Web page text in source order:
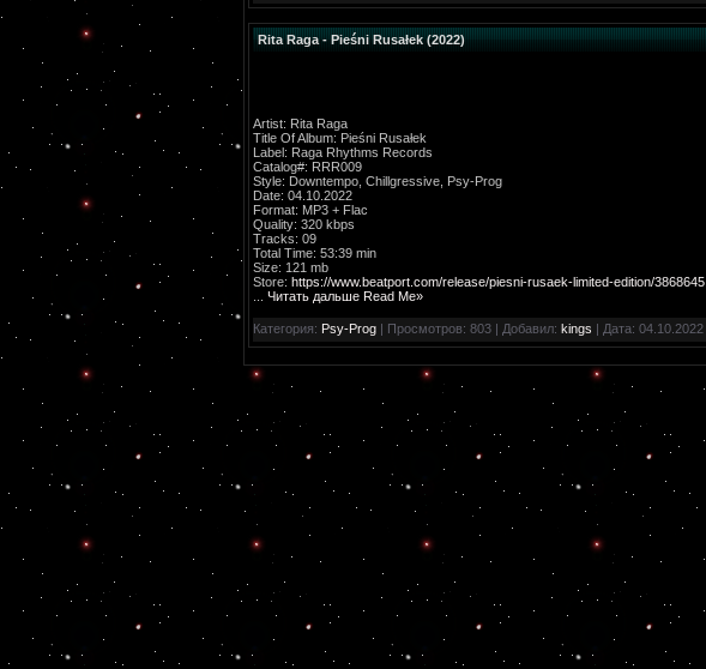
Rita Raga - Pieśni Rusałek (2022)
Artist: Rita Raga
Title Of Album: Pieśni Rusałek
Label: Raga Rhythms Records
Catalog#: RRR009
Style: Downtempo, Chillgressive, Psy-Prog
Date: 04.10.2022
Format: MP3 + Flac
Quality: 320 kbps
Tracks: 09
Total Time: 53:39 min
Size: 121 mb
Store: https://www.beatport.com/release/piesni-rusaek-limited-edition/3868645
Читать дальше Read Me»
Категория: Psy-Prog | Просмотров: 803 | Добавил: kings | Дата: 04.10.2022